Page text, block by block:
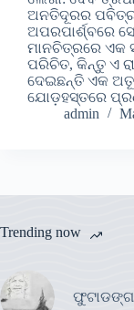
ଅନତିଦୂରର ପବିତ୍ର
ଅପରପାର୍ଶ୍ବରେ
ମାନଚିତ୍ରରେ ଏକ
ପରିଚିତ, କିନ୍ତୁ ଏ
ଦେଇଛନ୍ତି ଏକ
ଯୋଡ଼ହସ୍ତରେ
admin
Trending now